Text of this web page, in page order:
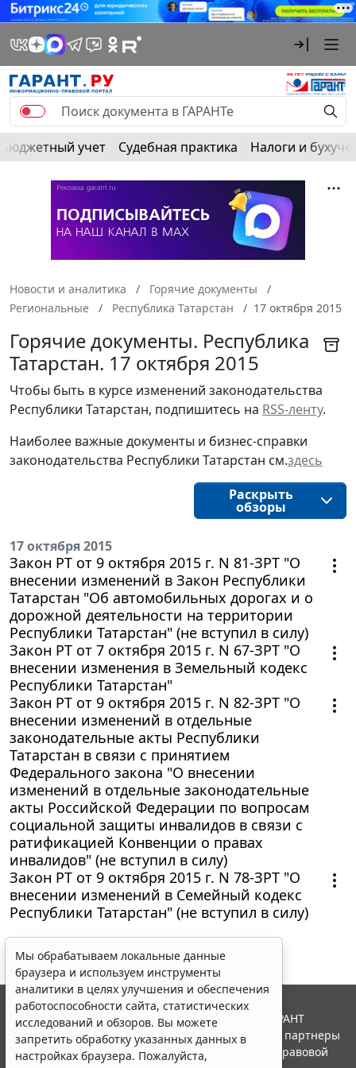
Бюджетный учет Судебная практика Налоги и
Новости и аналитика
Горячие документы
Региональные
Республика Татарстан 17 октября 2015
Горячие документы. Республика
Татарстан. 17 октября 2015
Чтобы быть в курсе изменений законодательства
Республики Татарстан, подпишитесь на RSS-ленту.
Наиболее важные документы и бизнес-справки
законодательства Республики Татарстан см.здесь
Раскрыть
обзоры
17 октября 2015
Закон РТ от 9 октября 2015 г. N 81-ЗРТ "О
внесении изменений в Закон Республики
Татарстан "Об автомобильных дорогах и о
дорожной деятельности на территории
Республики Татарстан" (не вступил в силу)
Закон РТ от 7 октября 2015 г. N 67-ЗРТ "О
внесении изменения в Земельный кодекс
Республики Татарстан"
Закон РТ от 9 октября 2015 г. N 82-ЗРТ "О
внесении изменений в отдельные
законодательные акты Республики
Татарстан в связи с принятием
Федерального закона "О внесении
изменений в отдельные законодательные
акты Российской Федерации по вопросам
социальной защиты инвалидов в связи с
ратификацией Конвенции о правах
инвалидов" (не вступил в силу)
Закон РТ от 9 октября 2015 г. N 78-ЗРТ "О
внесении изменений в Семейный кодекс
Республики Татарстан" (не вступил в силу)
Мы обрабатываем локальные данные
браузера и используем инструменты
аналитики в целях улучшения и обеспечения
работоспособности сайта, статистических
исследований и обзоров. Вы можете
запретить обработку указанных данных в
настройках браузера. Пожалуйста,
© ООО "НПП "ГАРАНТ-СЕРВИС", 2026. Система ГАРАНТ
выпускается с 1990 года. Компания "Гарант" и ее партнеры
являются участниками Российской ассоциации правовой